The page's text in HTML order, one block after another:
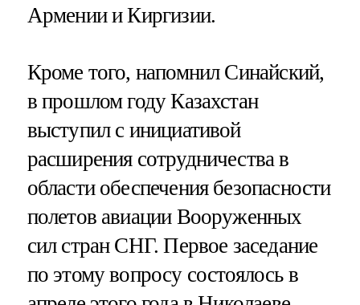
Армении и Киргизии.
Кроме того, напомнил Синайский,
в прошлом году Казахстан
выступил с инициативой
расширения сотрудничества в
области обеспечения безопасности
полетов авиации Вооруженных
сил стран СНГ. Первое заседание
по этому вопросу состоялось в